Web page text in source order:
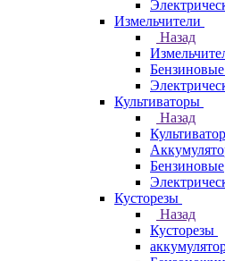
Измельчители
Назад
Культиваторы
Назад
Бензиновые
Кусторезы
Назад
Кусторезы